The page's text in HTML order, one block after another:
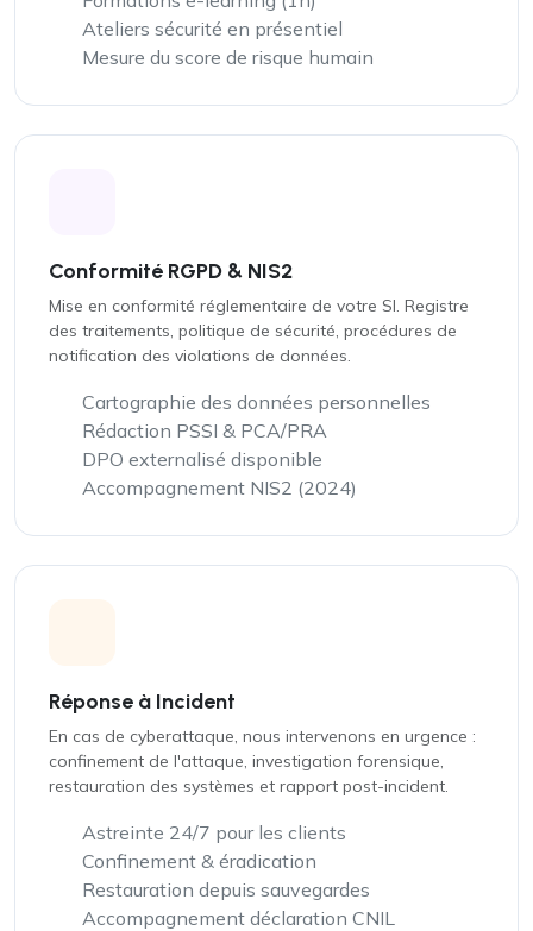
Ateliers sécurité en présentiel
Mesure du score de risque humain
Conformité RGPD & NIS2
Mise en conformité réglementaire de votre SI. Registre
des traitements, politique de sécurité, procédures de
notification des violations de données.
Cartographie des données personnelles
Rédaction PSSI & PCA/PRA
DPO externalisé disponible
Accompagnement NIS2 (2024)
Réponse à Incident
En cas de cyberattaque, nous intervenons en urgence :
confinement de l'attaque, investigation forensique,
restauration des systèmes et rapport post-incident.
Astreinte 24/7 pour les clients
Confinement & éradication
Restauration depuis sauvegardes
Accompagnement déclaration CNIL